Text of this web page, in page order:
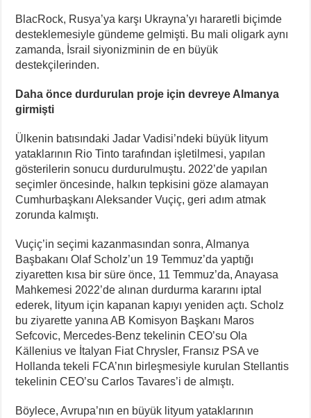
BlacRock, Rusya’ya karşı Ukrayna’yı hararetli biçimde
desteklemesiyle gündeme gelmişti. Bu mali oligark aynı
zamanda, İsrail siyonizminin de en büyük
destekçilerinden.
Daha önce durdurulan proje için devreye Almanya
girmişti
Ülkenin batısındaki Jadar Vadisi’ndeki büyük lityum
yataklarının Rio Tinto tarafından işletilmesi, yapılan
gösterilerin sonucu durdurulmuştu. 2022’de yapılan
seçimler öncesinde, halkın tepkisini göze alamayan
Cumhurbaşkanı Aleksander Vuçiç, geri adım atmak
zorunda kalmıştı.
Vuçiç’in seçimi kazanmasından sonra, Almanya
Başbakanı Olaf Scholz’un 19 Temmuz’da yaptığı
ziyaretten kısa bir süre önce, 11 Temmuz’da, Anayasa
Mahkemesi 2022’de alınan durdurma kararını iptal
ederek, lityum için kapanan kapıyı yeniden açtı. Scholz
bu ziyarette yanına AB Komisyon Başkanı Maros
Sefcovic, Mercedes-Benz tekelinin CEO’su Ola
Källenius ve İtalyan Fiat Chrysler, Fransız PSA ve
Hollanda tekeli FCA’nın birleşmesiyle kurulan Stellantis
tekelinin CEO’su Carlos Tavares’i de almıştı.
Böylece, Avrupa’nın en büyük lityum yataklarının